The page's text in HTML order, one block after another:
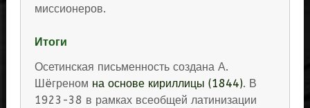
миссионеров.
Итоги
Осетинская письменность создана А.
Шëгреном на основе кириллицы (1844). В
1923-38 в рамках всеобщей латинизации